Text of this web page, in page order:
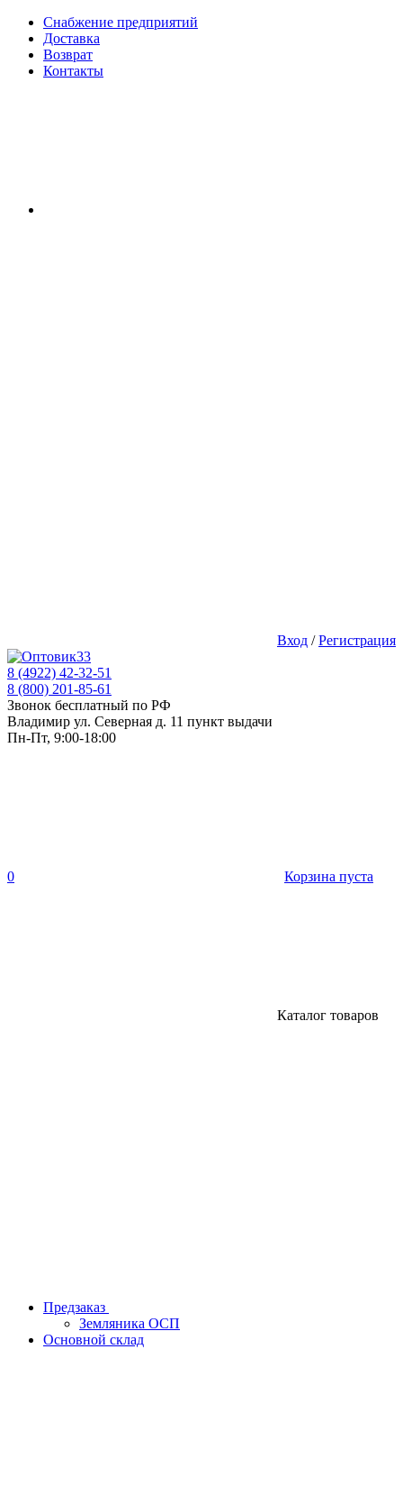
Снабжение предприятий
Доставка
Возврат
Контакты
Вход /Регистрация
8 (4922) 42-32-51
8 (800) 201-85-61
Звонок бесплатный по РФ
Владимир ул. Северная д. 11 пункт выдачи
Пн-Пт, 9:00-18:00
0 Корзина пуста
Каталог товаров
Предзаказ
Земляника ОСП
Основной склад